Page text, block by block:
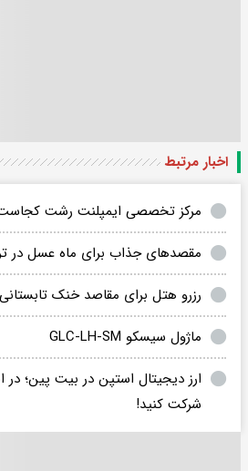
اخبار مرتبط
مرکز تخصصی ایمپلنت رشت
مقصدهای جذاب برای ماه عسل در
رزرو هتل برای مقاصد خنک
ماژول سیسکو GLC-LH-SM
ارز دیجیتال استپن در بیت پین؛ در
شرکت کنید!